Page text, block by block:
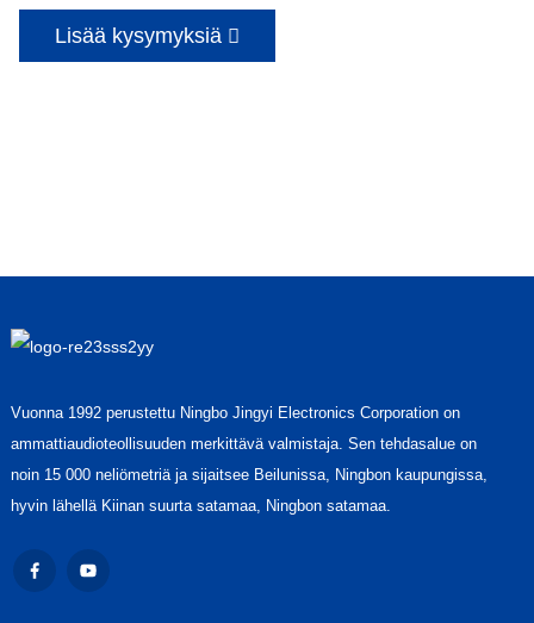
Lisää kysymyksiä
Vuonna 1992 perustettu Ningbo Jingyi Electronics Corporation on
ammattiaudioteollisuuden merkittävä valmistaja. Sen tehdasalue on
noin 15 000 neliömetriä ja sijaitsee Beilunissa, Ningbon kaupungissa,
hyvin lähellä Kiinan suurta satamaa, Ningbon satamaa.